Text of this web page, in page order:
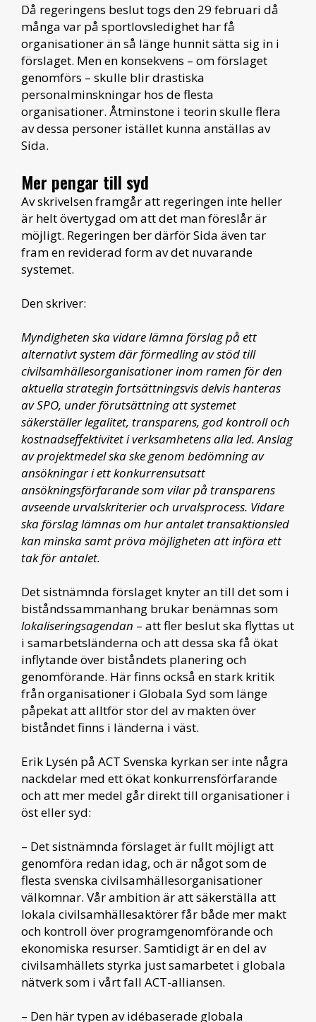
Då regeringens beslut togs den 29 februari då
många var på sportlovsledighet har få
organisationer än så länge hunnit sätta sig in i
förslaget. Men en konsekvens – om förslaget
genomförs – skulle blir drastiska
personalminskningar hos de flesta
organisationer. Åtminstone i teorin skulle flera
av dessa personer istället kunna anställas av
Sida.
Mer pengar till syd
Av skrivelsen framgår att regeringen inte heller
är helt övertygad om att det man föreslår är
möjligt. Regeringen ber därför Sida även tar
fram en reviderad form av det nuvarande
systemet.
Den skriver:
Myndigheten ska vidare lämna förslag på ett
alternativt system där förmedling av stöd till
civilsamhällesorganisationer inom ramen för den
aktuella strategin fortsättningsvis delvis hanteras
av SPO, under förutsättning att systemet
säkerställer legalitet, transparens, god kontroll och
kostnadseffektivitet i verksamhetens alla led. Anslag
av projektmedel ska ske genom bedömning av
ansökningar i ett konkurrensutsatt
ansökningsförfarande som vilar på transparens
avseende urvalskriterier och urvalsprocess. Vidare
ska förslag lämnas om hur antalet transaktionsled
kan minska samt pröva möjligheten att införa ett
tak för antalet.
Det sistnämnda förslaget knyter an till det som i
biståndssammanhang brukar benämnas som
lokaliseringsagendan – att fler beslut ska flyttas ut
i samarbetsländerna och att dessa ska få ökat
inflytande över biståndets planering och
genomförande. Här finns också en stark kritik
från organisationer i Globala Syd som länge
påpekat att alltför stor del av makten över
biståndet finns i länderna i väst.
Erik Lysén på ACT Svenska kyrkan ser inte några
nackdelar med ett ökat konkurrensförfarande
och att mer medel går direkt till organisationer i
öst eller syd:
– Det sistnämnda förslaget är fullt möjligt att
genomföra redan idag, och är något som de
flesta svenska civilsamhällesorganisationer
välkomnar. Vår ambition är att säkerställa att
lokala civilsamhällesaktörer får både mer makt
och kontroll över programgenomförande och
ekonomiska resurser. Samtidigt är en del av
civilsamhällets styrka just samarbetet i globala
nätverk som i vårt fall ACT-alliansen.
– Den här typen av idébaserade globala